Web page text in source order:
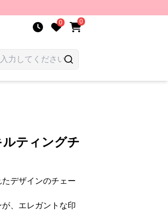
0 0
ティングチ
デザインのチェー
、エレガントな印